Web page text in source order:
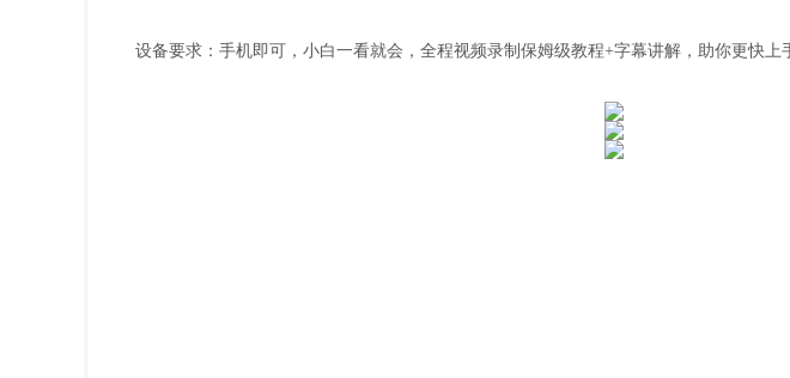
设备要求：手机即可，小白一看就会，全程视频录制保姆级教程+字幕讲解，助你更快上